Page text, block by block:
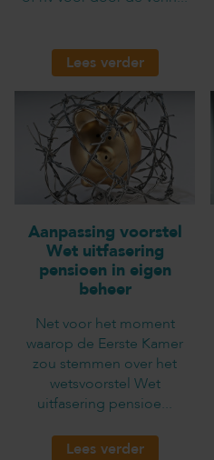
Lees verder
Aanpassing voorstel
Wet uitfasering
pensioen in eigen
beheer
Net voor het moment
waarop de Eerste Kamer
zou stemmen over het
wetsvoorstel Wet
uitfasering pensioe...
Lees verder